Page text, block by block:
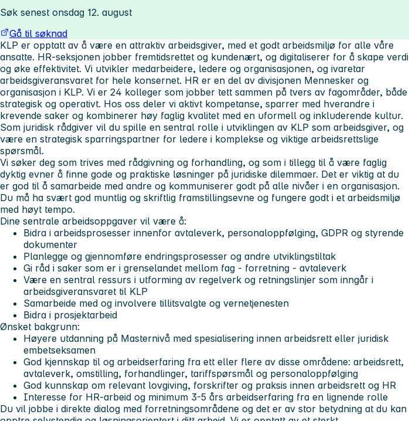
Søk senest onsdag 12. august
Gå til søknad
KLP er opptatt av å være en attraktiv arbeidsgiver, med et godt arbeidsmiljø for alle våre
ansatte. HR-seksjonen jobber fremtidsrettet og kundenært, og digitaliserer for å skape verdi
og øke effektivitet. Vi utvikler medarbeidere, ledere og organisasjonen, og ivaretar
arbeidsgiveransvaret for hele konsernet. HR er en del av divisjonen Mennesker og
organisasjon i KLP. Vi er 24 kolleger som jobber tett sammen på tvers av fagområder, både
strategisk og operativt. Hos oss deler vi aktivt kompetanse, sparrer med hverandre i
krevende saker og kombinerer høy faglig kvalitet med en uformell og inkluderende kultur.
Som juridisk rådgiver vil du spille en sentral rolle i utviklingen av KLP som arbeidsgiver, og
være en strategisk sparringspartner for ledere i komplekse og viktige arbeidsrettslige
spørsmål.
Vi søker deg som trives med rådgivning og forhandling, og som i tillegg til å være faglig
dyktig evner å finne gode og praktiske løsninger på juridiske dilemmaer. Det er viktig at du
er god til å samarbeide med andre og kommuniserer godt på alle nivåer i en organisasjon.
Du må ha svært god muntlig og skriftlig framstillingsevne og fungere godt i et arbeidsmiljø
med høyt tempo.
Dine sentrale arbeidsoppgaver vil være å:
Bidra i arbeidsprosesser innenfor avtaleverk, personaloppfølging, GDPR og styrende
dokumenter
Planlegge og gjennomføre endringsprosesser og andre utviklingstiltak
Gi råd i saker som er i grenselandet mellom fag - forretning - avtaleverk
Være en sentral ressurs i utforming av regelverk og retningslinjer som inngår i
arbeidsgiveransvaret til KLP
Samarbeide med og involvere tillitsvalgte og vernetjenesten
Bidra i prosjektarbeid
Ønsket bakgrunn:
Høyere utdanning på Masternivå med spesialisering innen arbeidsrett eller juridisk
embetseksamen
God kjennskap til og arbeidserfaring fra ett eller flere av disse områdene: arbeidsrett,
avtaleverk, omstilling, forhandlinger, tariffspørsmål og personaloppfølging
God kunnskap om relevant lovgiving, forskrifter og praksis innen arbeidsrett og HR
Interesse for HR-arbeid og minimum 3-5 års arbeidserfaring fra en lignende rolle
Du vil jobbe i direkte dialog med forretningsområdene og det er av stor betydning at du kan